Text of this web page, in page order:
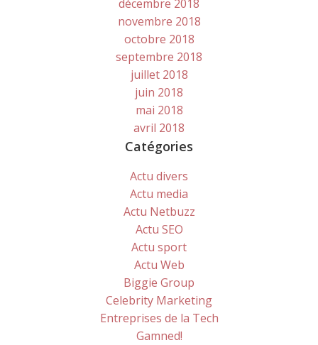
décembre 2018
novembre 2018
octobre 2018
septembre 2018
juillet 2018
juin 2018
mai 2018
avril 2018
Catégories
Actu divers
Actu media
Actu Netbuzz
Actu SEO
Actu sport
Actu Web
Biggie Group
Celebrity Marketing
Entreprises de la Tech
Gamned!